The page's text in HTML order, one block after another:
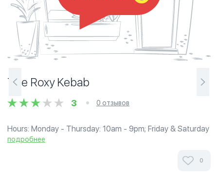
The Roxy Kebab
3 0 отзывов
Hours: Monday - Thursday: 10am - 9pm; Friday & Saturday
: 10am - 10pm; Sunday: Closed
подробнее
0